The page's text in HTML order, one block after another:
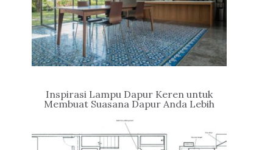
Inspirasi Lampu Dapur Keren untuk
Membuat Suasana Dapur Anda Lebih